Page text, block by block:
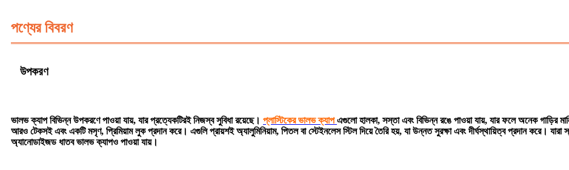
পণ্যের বিবরণ
উপকরণ
ভালভ ক্যাপ বিভিন্ন উপকরণে পাওয়া যায়, যার প্রত্যেকটিরই নিজস্ব সুবিধা রয়েছে। প্লাস্টিকের ভালভ ক্যাপ এগুলো হালকা, সস্তা এবং বিভিন্ন রঙে পাওয়া যায়, যার ফলে অনেক গাড়ির
আরও টেকসই এবং একটি মসৃণ, প্রিমিয়াম লুক প্রদান করে। এগুলি প্রায়শই অ্যালুমিনিয়াম, পিতল বা স্টেইনলেস স্টিল দিয়ে তৈরি হয়, যা উন্নত সুরক্ষা এবং দীর্ঘস্থায়িত্ব প্রদান করে।
অ্যানোডাইজড ধাতব ভালভ ক্যাপও পাওয়া যায়।